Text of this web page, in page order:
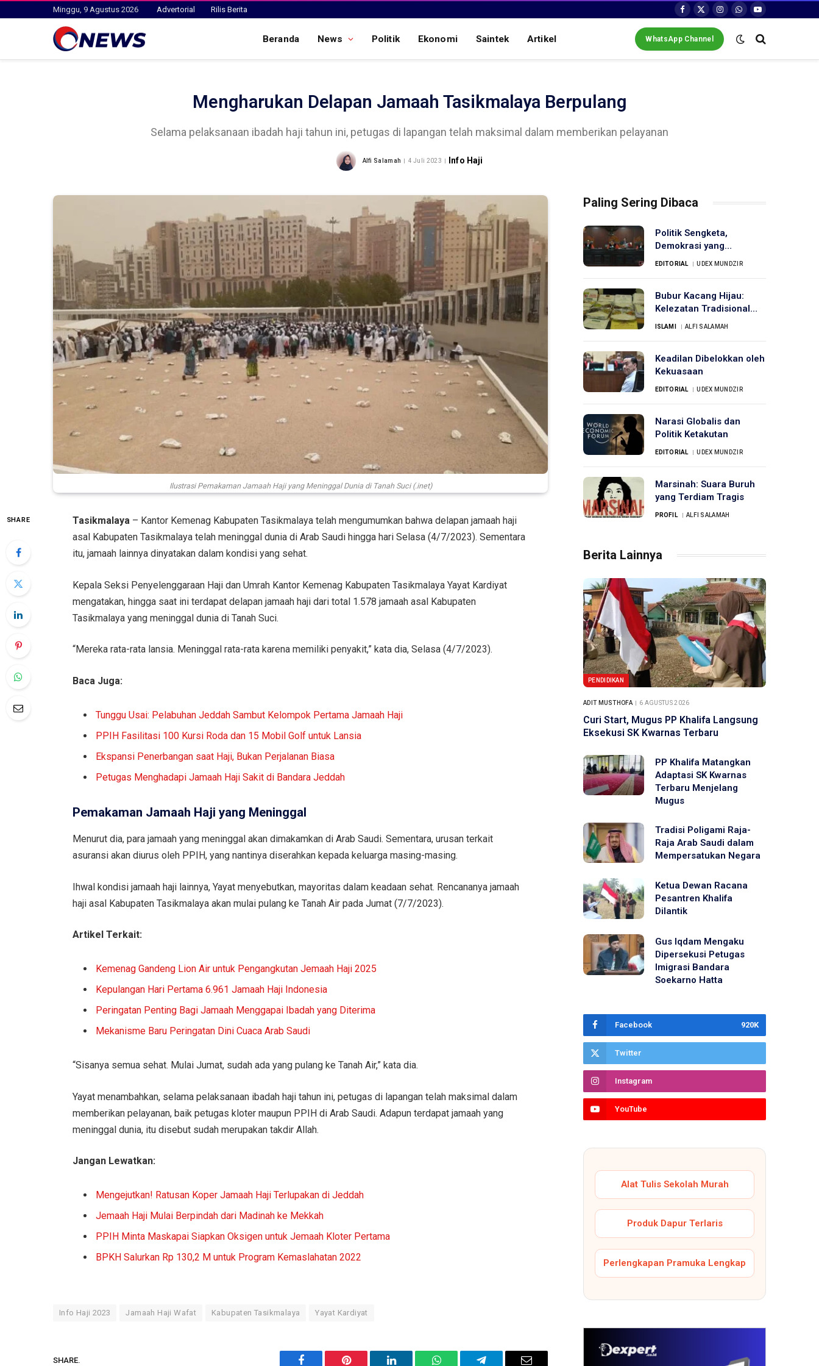
Minggu, 9 Agustus 2026 Advertorial Rilis Berita
Facebook
X
(Twitter)
Instagram
WhatsApp
YouTube
Beranda News Politik Ekonomi Saintek Artikel WhatsApp Channel
Mengharukan Delapan Jamaah Tasikmalaya Berpulang
Selama pelaksanaan ibadah haji tahun ini, petugas di lapangan telah maksimal dalam memberikan pelayanan
Alfi Salamah 4 Juli 2023 Info Haji
Ilustrasi Pemakaman Jamaah Haji yang Meninggal Dunia di Tanah Suci (.inet)
SHARE Tasikmalaya– Kantor Kemenag Kabupaten Tasikmalaya telah mengumumkan bahwa delapan jamaah haji
asal Kabupaten Tasikmalaya telah meninggal dunia di Arab Saudi hingga hari Selasa (4/7/2023). Sementara
itu, jamaah lainnya dinyatakan dalam kondisi yang sehat.
Kepala Seksi Penyelenggaraan Haji dan Umrah Kantor Kemenag Kabupaten Tasikmalaya Yayat Kardiyat
mengatakan, hingga saat ini terdapat delapan jamaah haji dari total 1.578 jamaah asal Kabupaten
Tasikmalaya yang meninggal dunia di Tanah Suci.
“Mereka rata-rata lansia. Meninggal rata-rata karena memiliki penyakit,” kata dia, Selasa (4/7/2023).
Baca Juga:
Tunggu Usai: Pelabuhan Jeddah Sambut Kelompok Pertama Jamaah Haji
PPIH Fasilitasi 100 Kursi Roda dan 15 Mobil Golf untuk Lansia
Ekspansi Penerbangan saat Haji, Bukan Perjalanan Biasa
Petugas Menghadapi Jamaah Haji Sakit di Bandara Jeddah
Pemakaman Jamaah Haji yang Meninggal
Menurut dia, para jamaah yang meninggal akan dimakamkan di Arab Saudi. Sementara, urusan terkait
asuransi akan diurus oleh PPIH, yang nantinya diserahkan kepada keluarga masing-masing.
Ihwal kondisi jamaah haji lainnya, Yayat menyebutkan, mayoritas dalam keadaan sehat. Rencananya jamaah
haji asal Kabupaten Tasikmalaya akan mulai pulang ke Tanah Air pada Jumat (7/7/2023).
Artikel Terkait:
Kemenag Gandeng Lion Air untuk Pengangkutan Jemaah Haji 2025
Kepulangan Hari Pertama 6.961 Jamaah Haji Indonesia
Peringatan Penting Bagi Jamaah Menggapai Ibadah yang Diterima
Mekanisme Baru Peringatan Dini Cuaca Arab Saudi
“Sisanya semua sehat. Mulai Jumat, sudah ada yang pulang ke Tanah Air,” kata dia.
Yayat menambahkan, selama pelaksanaan ibadah haji tahun ini, petugas di lapangan telah maksimal dalam
memberikan pelayanan, baik petugas kloter maupun PPIH di Arab Saudi. Adapun terdapat jamaah yang
meninggal dunia, itu disebut sudah merupakan takdir Allah.
Jangan Lewatkan:
Mengejutkan! Ratusan Koper Jamaah Haji Terlupakan di Jeddah
Jemaah Haji Mulai Berpindah dari Madinah ke Mekkah
PPIH Minta Maskapai Siapkan Oksigen untuk Jemaah Kloter Pertama
BPKH Salurkan Rp 130,2 M untuk Program Kemaslahatan 2022
Info Haji 2023 Jamaah Haji Wafat Kabupaten Tasikmalaya Yayat Kardiyat
SHARE.
Paling Sering Dibaca
Politik Sengketa,
Demokrasi yang
Tercederai
EDITORIAL UDEX MUNDZIR
Bubur Kacang Hijau:
Kelezatan Tradisional
Selama Puncak Haji
ISLAMI ALFI SALAMAH
Keadilan Dibelokkan oleh
Kekuasaan
EDITORIAL UDEX MUNDZIR
Narasi Globalis dan
Politik Ketakutan
EDITORIAL UDEX MUNDZIR
Marsinah: Suara Buruh
yang Terdiam Tragis
PROFIL ALFI SALAMAH
Berita Lainnya
PENDIDIKAN
ADIT MUSTHOFA 6 AGUSTUS 2026
Curi Start, Mugus PP Khalifa Langsung
Eksekusi SK Kwarnas Terbaru
PP Khalifa Matangkan
Adaptasi SK Kwarnas
Terbaru Menjelang
Mugus
Tradisi Poligami Raja-
Raja Arab Saudi dalam
Mempersatukan Negara
Ketua Dewan Racana
Pesantren Khalifa
Dilantik
Gus Iqdam Mengaku
Dipersekusi Petugas
Imigrasi Bandara
Soekarno Hatta
Facebook 920K
Twitter
Instagram
YouTube
Alat Tulis Sekolah Murah
Produk Dapur Terlaris
Perlengkapan Pramuka Lengkap